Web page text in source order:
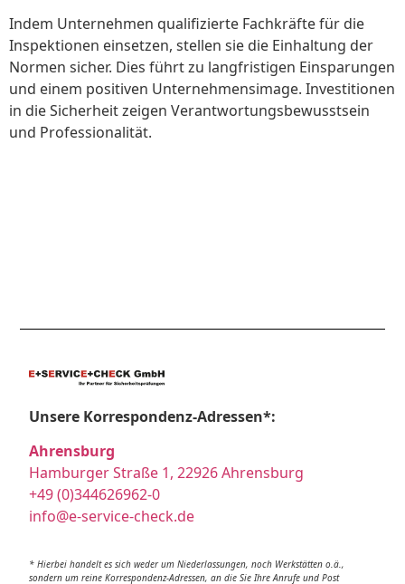
Indem Unternehmen qualifizierte Fachkräfte für die
Inspektionen einsetzen, stellen sie die Einhaltung der
Normen sicher. Dies führt zu langfristigen Einsparungen
und einem positiven Unternehmensimage. Investitionen
in die Sicherheit zeigen Verantwortungsbewusstsein
und Professionalität.
Unsere Korrespondenz-Adressen*:
Ahrensburg
Hamburger Straße 1, 22926 Ahrensburg
+49 (0)344626962-0
info@e-service-check.de
* Hierbei handelt es sich weder um Niederlassungen, noch Werkstätten o.ä.,
sondern um reine Korrespondenz-Adressen, an die Sie Ihre Anrufe und Post